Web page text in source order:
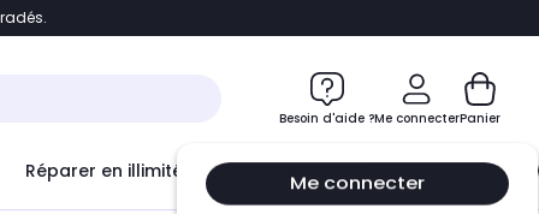
Besoin d'aide ?Me connecter
Me connecter
Panier
Réparer en illimité avec Le Club Infinity